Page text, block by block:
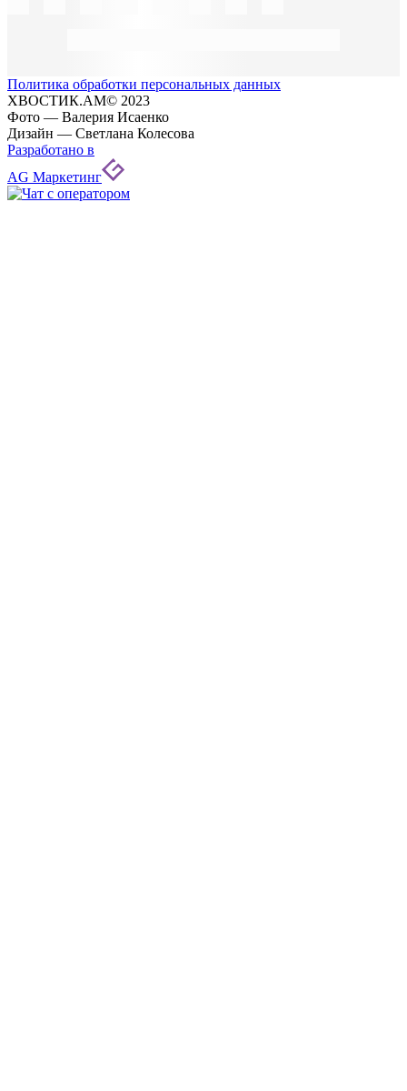
Политика обработки персональных данных
ХВОСТИК.АМ© 2023
Фото — Валерия Исаенко
Дизайн — Светлана Колесова
Разработано в
AG Маркетинг